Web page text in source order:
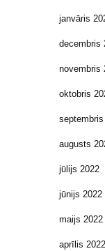
janvāris
decembris
novembris
oktobris
augusts
jūlijs 2022
jūnijs 2022
maijs 2022
aprīlis 2022